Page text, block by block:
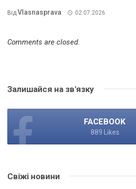
ВідVlasnasprava 02.07.2026
Comments are closed.
Залишайся на зв'язку
FACEBOOK
889 Likes
Свіжі новини